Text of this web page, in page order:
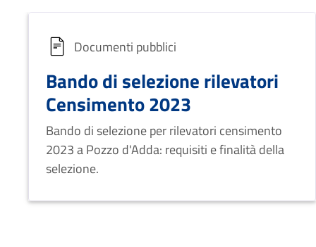
Documenti pubblici
Bando di selezione rilevatori
Censimento 2023
Bando di selezione per rilevatori censimento
2023 a Pozzo d'Adda: requisiti e finalità della
selezione.